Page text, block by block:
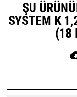
ŞU
SYSTEM K
(18